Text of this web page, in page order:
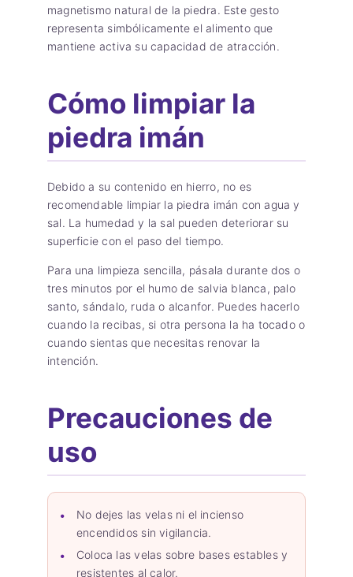
magnetismo natural de la piedra. Este gesto
representa simbólicamente el alimento que
mantiene activa su capacidad de atracción.
Cómo limpiar la
piedra imán
Debido a su contenido en hierro, no es
recomendable limpiar la piedra imán con agua y
sal. La humedad y la sal pueden deteriorar su
superficie con el paso del tiempo.
Para una limpieza sencilla, pásala durante dos o
tres minutos por el humo de salvia blanca, palo
santo, sándalo, ruda o alcanfor. Puedes hacerlo
cuando la recibas, si otra persona la ha tocado o
cuando sientas que necesitas renovar la
intención.
Precauciones de
uso
No dejes las velas ni el incienso
encendidos sin vigilancia.
Coloca las velas sobre bases estables y
resistentes al calor.